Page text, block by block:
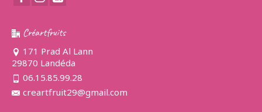
Créartfruits
171 Prad Al Lann
29870 Landéda
06.15.85.99.28
creartfruit29@gmail.com